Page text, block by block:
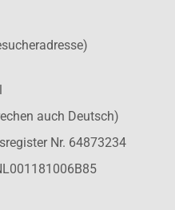
auch Deutsch)
Nr. 64873234